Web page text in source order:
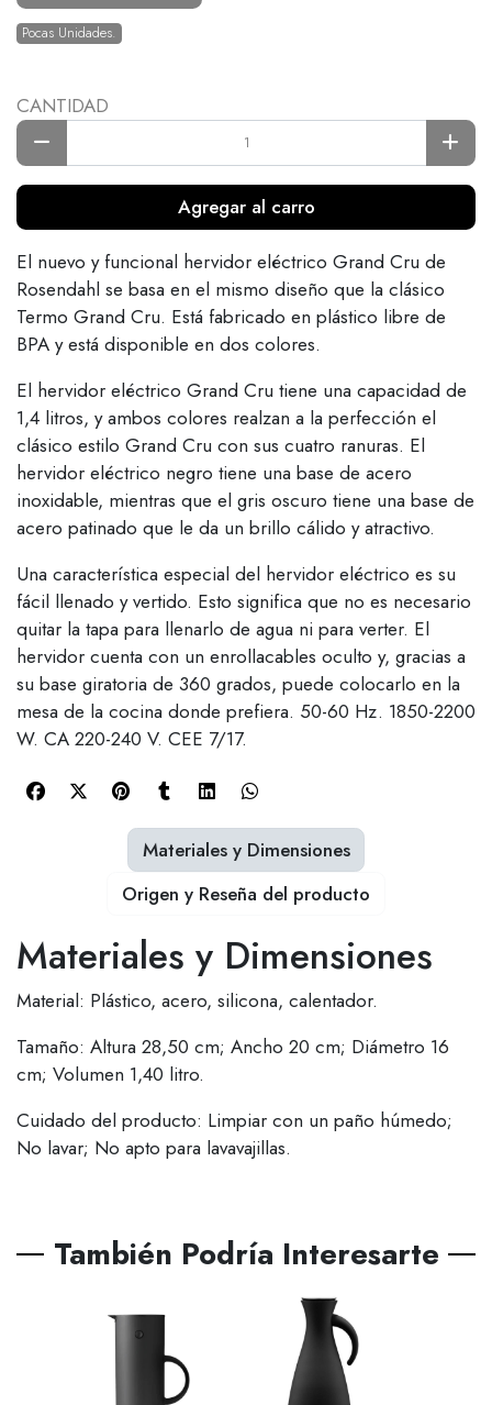
Pocas Unidades.
CANTIDAD
Agregar al carro
El nuevo y funcional hervidor eléctrico Grand Cru de
Rosendahl se basa en el mismo diseño que la clásico
Termo Grand Cru. Está fabricado en plástico libre de
BPA y está disponible en dos colores.
El hervidor eléctrico Grand Cru tiene una capacidad de
1,4 litros, y ambos colores realzan a la perfección el
clásico estilo Grand Cru con sus cuatro ranuras. El
hervidor eléctrico negro tiene una base de acero
inoxidable, mientras que el gris oscuro tiene una base de
acero patinado que le da un brillo cálido y atractivo.
Una característica especial del hervidor eléctrico es su
fácil llenado y vertido. Esto significa que no es necesario
quitar la tapa para llenarlo de agua ni para verter. El
hervidor cuenta con un enrollacables oculto y, gracias a
su base giratoria de 360 grados, puede colocarlo en la
mesa de la cocina donde prefiera. 50-60 Hz. 1850-2200
W. CA 220-240 V. CEE 7/17.
Materiales y Dimensiones
Material: Plástico, acero, silicona, calentador.
Tamaño: Altura 28,50 cm; Ancho 20 cm; Diámetro 16
cm; Volumen 1,40 litro.
Cuidado del producto: Limpiar con un paño húmedo;
No lavar; No apto para lavavajillas.
Materiales y Dimensiones
Origen y Reseña del producto
También Podría Interesarte